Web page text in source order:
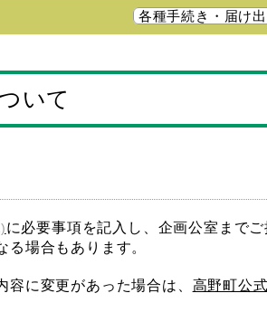
各種手続き・届け出
いて
に必要事項を記入し、企画公室まで
場合もあります。
に変更があった場合は、 高野町公